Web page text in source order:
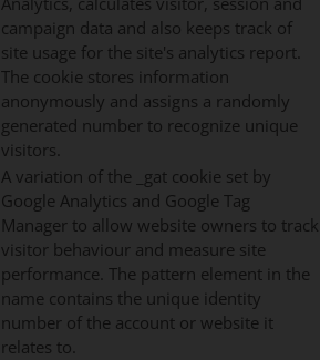
campaign data and also keeps track of
site usage for the site's analytics report.
The cookie stores information
anonymously and assigns a randomly
generated number to recognize unique
visitors.
A variation of the _gat cookie set by
Google Analytics and Google Tag
Manager to allow website owners to track
visitor behaviour and measure site
performance. The pattern element in the
name contains the unique identity
number of the account or website it
relates to.